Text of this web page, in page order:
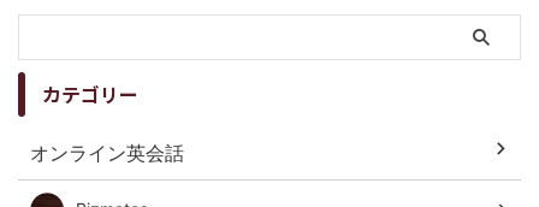
カテゴリー
オンライン英会話